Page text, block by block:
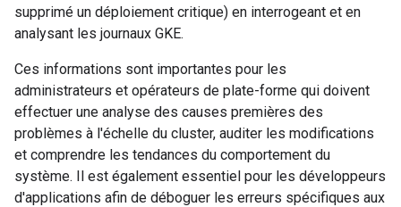
supprimé un déploiement critique) en interrogeant et en
analysant les journaux GKE.
Ces informations sont importantes pour les
administrateurs et opérateurs de plate-forme qui doivent
effectuer une analyse des causes premières des
problèmes à l'échelle du cluster, auditer les modifications
et comprendre les tendances du comportement du
système. Il est également essentiel pour les développeurs
d'applications afin de déboguer les erreurs spécifiques aux